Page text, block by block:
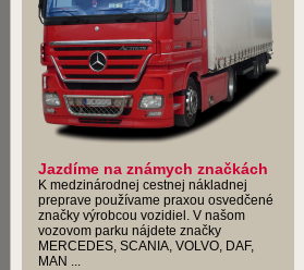
Jazdíme na známych značkách
K medzinárodnej cestnej nákladnej
preprave používame praxou osvedčené
značky výrobcou vozidiel. V našom
vozovom parku nájdete značky
MERCEDES, SCANIA, VOLVO, DAF,
MAN ...